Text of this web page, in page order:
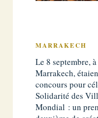
MARRAKECH
Le 8 septembre,
Marrakech,
concours pour
Solidarité des
Mondial : un